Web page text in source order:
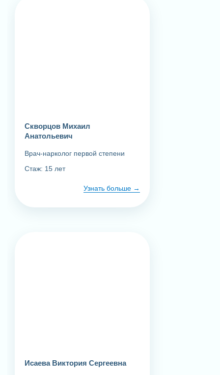
Скворцов Михаил
Анатольевич
Врач-нарколог первой степени
Стаж: 15 лет
Узнать больше
Исаева Виктория Сергеевна